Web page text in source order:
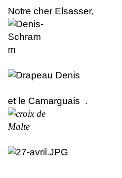
Notre cher Elsasser,
et le Camarguais .